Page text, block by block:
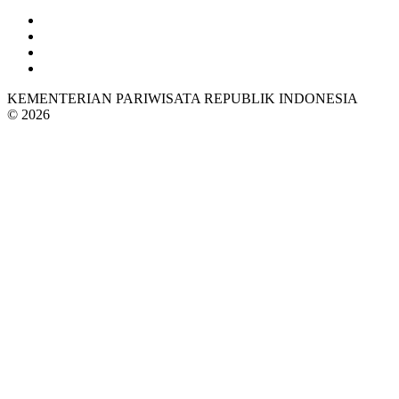
KEMENTERIAN PARIWISATA REPUBLIK INDONESIA
© 2026